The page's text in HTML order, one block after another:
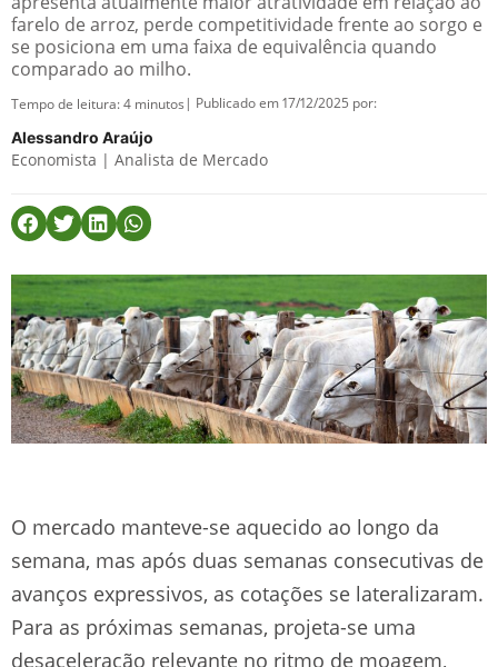
farelo de arroz, perde competitividade frente ao sorgo e
se posiciona em uma faixa de equivalência quando
comparado ao milho.
Tempo de leitura:4 minutos | Publicado em 17/12/2025 por:
Alessandro Araújo
Economista | Analista de Mercado
O mercado manteve-se aquecido ao longo da
semana, mas após duas semanas consecutivas de
avanços expressivos, as cotações se lateralizaram.
Para as próximas semanas, projeta-se uma
desaceleração relevante no ritmo de moagem,